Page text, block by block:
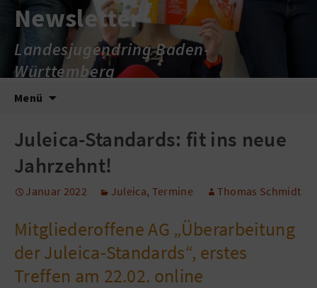
Newsletter
Landesjugendring Baden-
Württemberg
Menü
springen
Juleica-Standards: fit ins neue
Jahrzehnt!
Januar 2022 Juleica, Termine Thomas Schmidt
Mitgliederoffene AG „Überarbeitung
der Juleica-Standards“, erstes
Treffen am 22.02. online